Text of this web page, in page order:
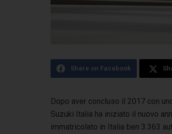
Share on Facebook
Dopo aver concluso il 2017 con
Suzuki Italia ha iniziato il nuovo
immatricolato in Italia ben 3.363